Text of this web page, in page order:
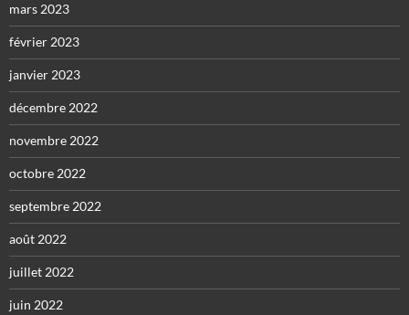
mars 2023
février 2023
janvier 2023
décembre 2022
novembre 2022
octobre 2022
septembre 2022
août 2022
juillet 2022
juin 2022